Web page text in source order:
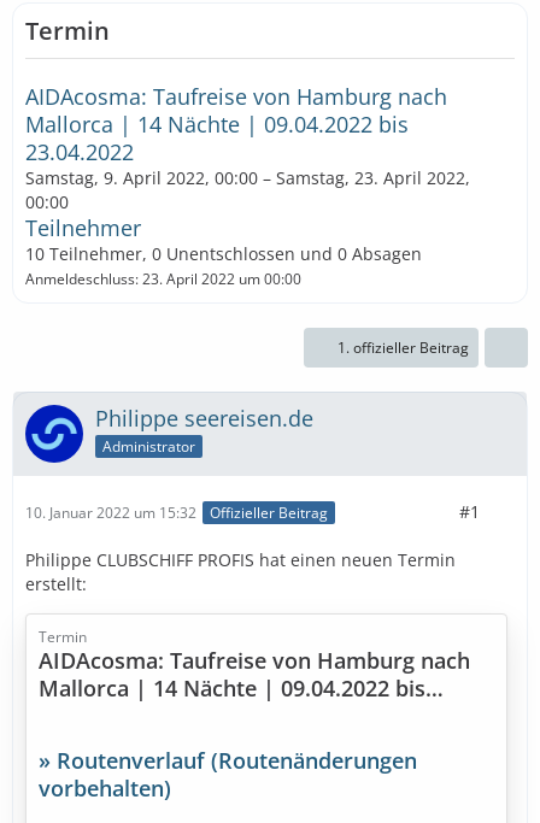
Termin
AIDAcosma: Taufreise von Hamburg nach
Mallorca | 14 Nächte | 09.04.2022 bis
23.04.2022
Samstag, 9. April 2022, 00:00 – Samstag, 23. April 2022,
00:00
Teilnehmer
10 Teilnehmer, 0 Unentschlossen und 0 Absagen
Anmeldeschluss: 23. April 2022 um 00:00
1. offizieller Beitrag
Philippe seereisen.de
Administrator
10. Januar 2022 um 15:32 Offizieller Beitrag #1
Philippe CLUBSCHIFF PROFIS hat einen neuen Termin
erstellt:
Termin
AIDAcosma: Taufreise von Hamburg nach
Mallorca | 14 Nächte | 09.04.2022 bis
» Routenverlauf (Routenänderungen
vorbehalten)